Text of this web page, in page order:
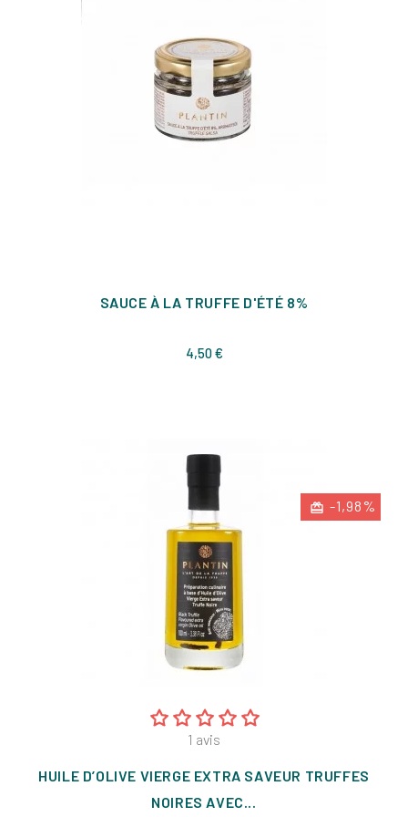
SAUCE À LA TRUFFE D'ÉTÉ 8%
4,50 €Prix
-1,98%
1 avis
HUILE D’OLIVE VIERGE EXTRA SAVEUR TRUFFES
NOIRES AVEC...